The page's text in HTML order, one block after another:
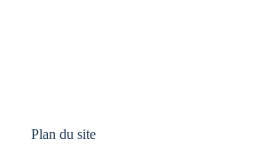
Plan du site